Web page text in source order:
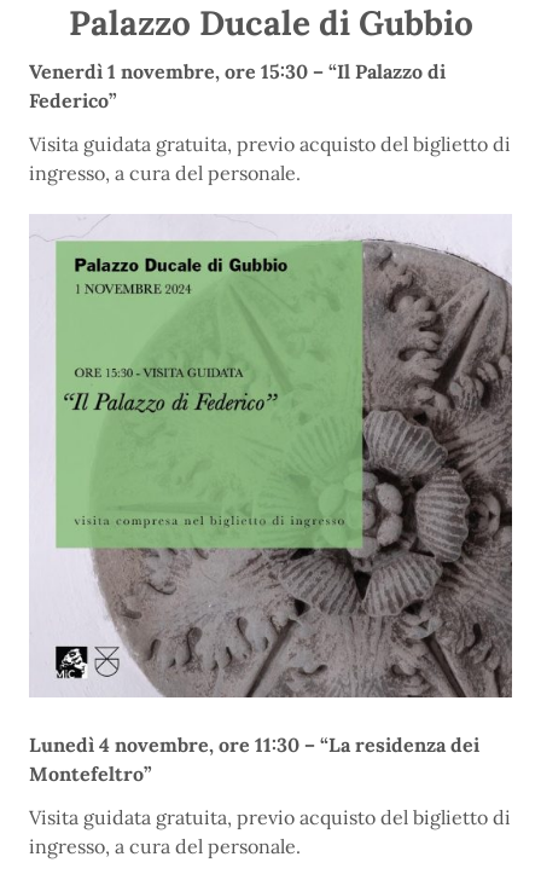
Palazzo Ducale di Gubbio
Venerdì 1 novembre, ore 15:30 – “Il Palazzo di
Federico”
Visita guidata gratuita, previo acquisto del biglietto di
ingresso, a cura del personale.
Lunedì 4 novembre, ore 11:30 – “La residenza dei
Montefeltro”
Visita guidata gratuita, previo acquisto del biglietto di
ingresso, a cura del personale.